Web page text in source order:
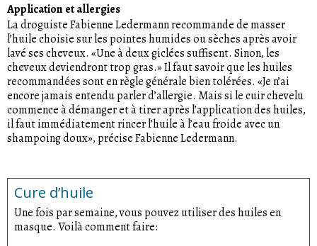
Application et allergies
La droguiste Fabienne Ledermann recommande de masser
l’huile choisie sur les pointes humides ou sèches après avoir
lavé ses cheveux. «Une à deux giclées suffisent. Sinon, les
cheveux deviendront trop gras.» Il faut savoir que les huiles
recommandées sont en règle générale bien tolérées. «Je n’ai
encore jamais entendu parler d’allergie. Mais si le cuir chevelu
commence à démanger et à tirer après l’application des huiles,
il faut immédiatement rincer l’huile à l’eau froide avec un
shampoing doux», précise Fabienne Ledermann.
Cure d’huile
Une fois par semaine, vous pouvez utiliser des huiles en
masque. Voilà comment faire: